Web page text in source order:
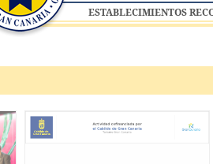
ESTABLECIMIENTOS